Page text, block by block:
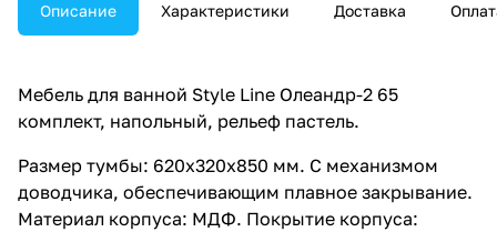
Описание Характеристики Доставка
Мебель для ванной Style Line Олеандр-2 65
комплект, напольный, рельеф пастель.
Размер тумбы: 620x320x850 мм. С механизмом
доводчика, обеспечивающим плавное закрывание.
Материал корпуса: МДФ. Покрытие корпуса: